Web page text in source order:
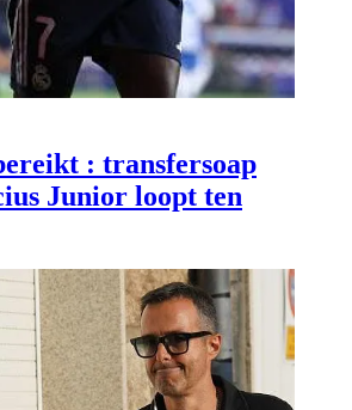
: transfersoap
Junior loopt ten